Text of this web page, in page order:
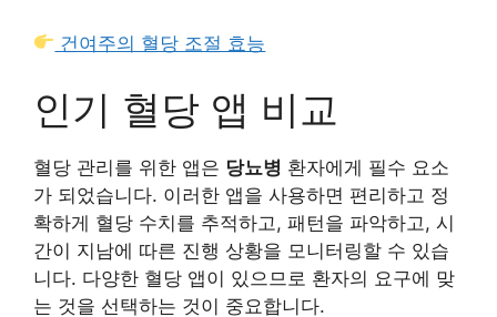
건여주의 혈당 조절 효능
인기 혈당 앱 비교
혈당 관리를 위한 앱은 당뇨병 환자에게 필수 요소
가 되었습니다. 이러한 앱을 사용하면 편리하고 정
확하게 혈당 수치를 추적하고, 패턴을 파악하고, 시
간이 지남에 따른 진행 상황을 모니터링할 수 있습
니다. 다양한 혈당 앱이 있으므로 환자의 요구에 맞
는 것을 선택하는 것이 중요합니다.